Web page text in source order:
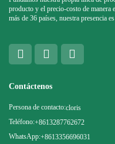
producto y el precio-costo de manera
más de 36 países, nuestra presencia
Contáctenos
Persona de contacto:cloris
Teléfono:+8613287762672
WhatsApp:+8613356696031